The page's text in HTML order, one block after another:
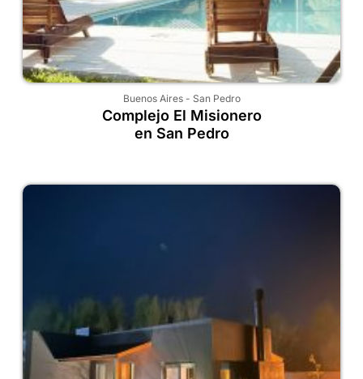
Buenos Aires- San Pedro
Complejo El Misionero
en San Pedro